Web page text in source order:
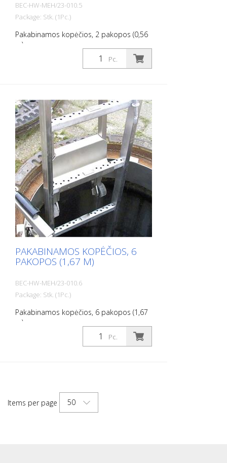
BEC-HW-MEH/23-010.5
Package: Stk. (1Pc.)
Pakabinamos kopėčios, 2 pakopos (0,56
m)
Pc.
PAKABINAMOS KOPĖČIOS, 6
PAKOPOS (1,67 M)
BEC-HW-MEH/23-010.6
Package: Stk. (1Pc.)
Pakabinamos kopėčios, 6 pakopos (1,67
m)
Pc.
Items per page 50